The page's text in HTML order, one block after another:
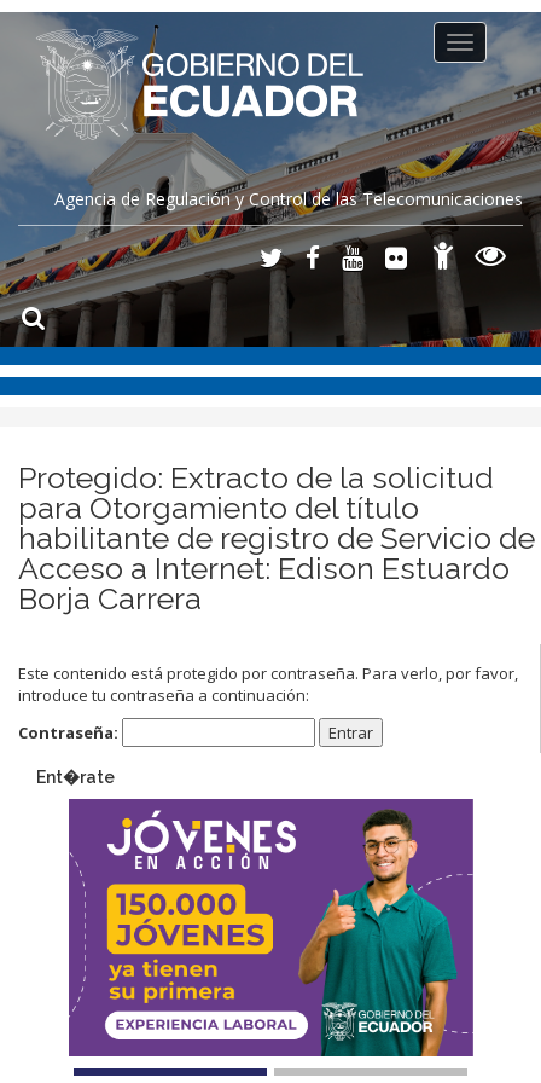
Agencia de Regulación y Control de las Telecomunicaciones
Toggle
navigation
Protegido: Extracto de la solicitud
para Otorgamiento del título
habilitante de registro de Servicio de
Acceso a Internet: Edison Estuardo
Borja Carrera
Este contenido está protegido por contraseña. Para verlo, por favor,
introduce tu contraseña a continuación:
Contraseña:
Ent�rate